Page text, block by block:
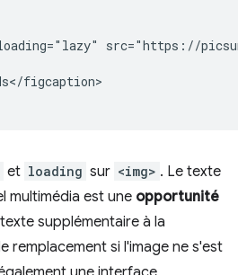
src="https://
figcaption>
et loading sur <img> . Le texte
multimédia est une opportunité
supplémentaire à la
remplacement si l'image ne s'est